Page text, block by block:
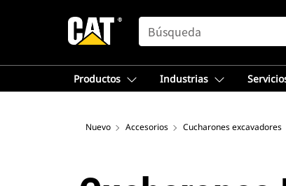
SEARCH
Productos Industrias
Nuevo Accesorios Cucharones excavadores